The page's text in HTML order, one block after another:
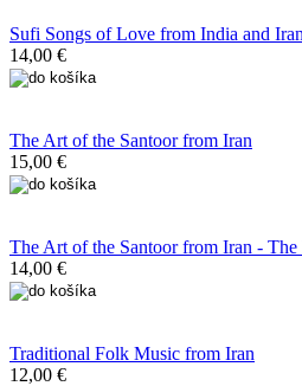
Sufi Songs of Love from India and Iran
14,00 €
The Art of the Santoor from Iran
15,00 €
The Art of the Santoor from Iran - The
14,00 €
Traditional Folk Music from Iran
12,00 €